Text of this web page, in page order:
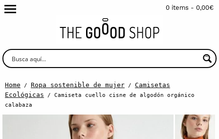
0 items - 0,00€
Home / Ropa sostenible de mujer / Camisetas
Ecológicas / Camiseta cuello cisne de algodón orgánico
calabaza